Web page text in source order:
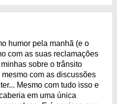
humor pela manhã (e o
com as suas reclamações
sobre o trânsito
com as discussões
Mesmo com tudo isso e
em uma única